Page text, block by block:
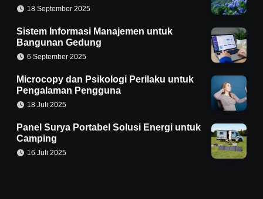
18 September 2025
Sistem Informasi Manajemen untuk
Bangunan Gedung
6 September 2025
Microcopy dan Psikologi Perilaku untuk
Pengalaman Pengguna
18 Juli 2025
Panel Surya Portabel Solusi Energi untuk
Camping
16 Juli 2025